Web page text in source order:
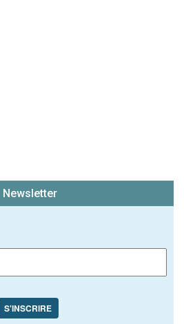
Newsletter
S'INSCRIRE